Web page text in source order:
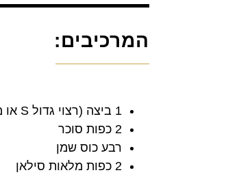
המרכיבים:
1 ביצה (רצוי גדול S או מדיום)
2 כפות סוכר
רבע כוס שמן
2 כפות מלאות סילאן